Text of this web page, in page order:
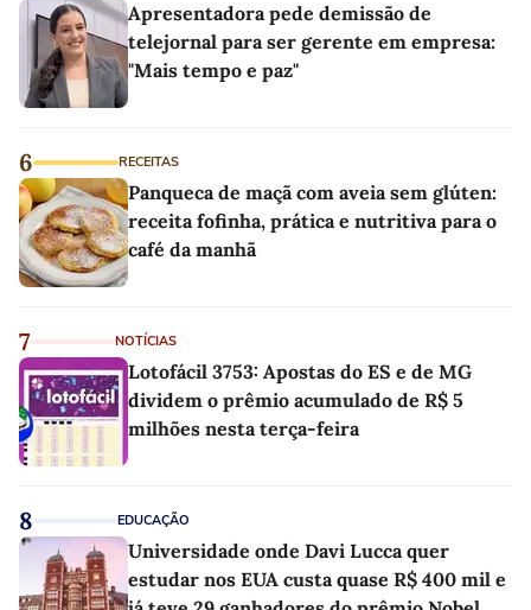
Apresentadora pede demissão de
telejornal para ser gerente em empresa:
"Mais tempo e paz"
6 RECEITAS
Panqueca de maçã com aveia sem glúten:
receita fofinha, prática e nutritiva para o
café da manhã
7 NOTÍCIAS
Lotofácil 3753: Apostas do ES e de MG
dividem o prêmio acumulado de R$ 5
milhões nesta terça-feira
8 EDUCAÇÃO
Universidade onde Davi Lucca quer
estudar nos EUA custa quase R$ 400 mil e